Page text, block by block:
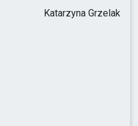
Katarzyna Grzelak